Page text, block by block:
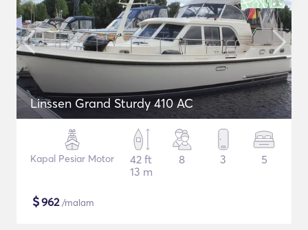
Linssen Grand Sturdy 410 AC
Kapal Pesiar Motor
42 ft
13 m
8 3 5
$962/malam